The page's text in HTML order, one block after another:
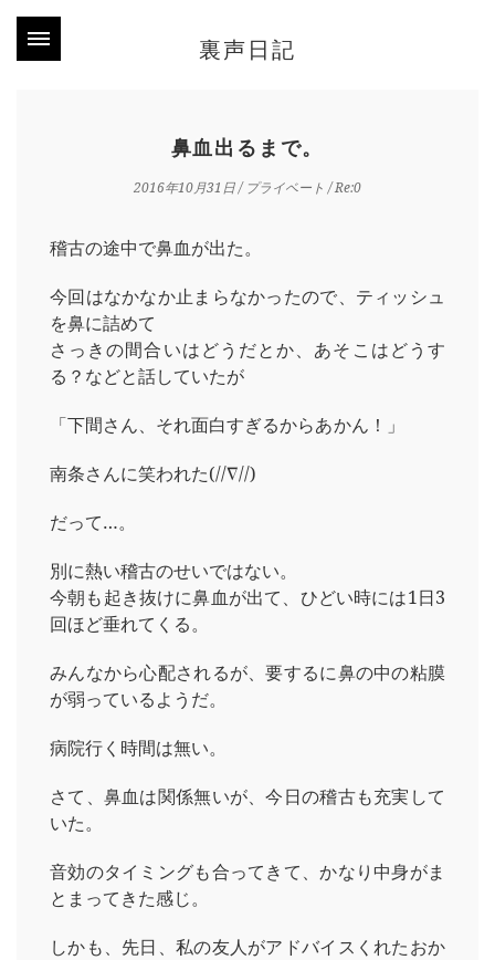
裏声日記
鼻血出るまで。
2016年10月31日/ プライベート / Re:0
稽古の途中で鼻血が出た。
今回はなかなか止まらなかったので、ティッシュ
を鼻に詰めて
さっきの間合いはどうだとか、あそこはどうす
る？などと話していたが
「下間さん、それ面白すぎるからあかん！」
南条さんに笑われた(//∇//)
だって…。
別に熱い稽古のせいではない。
今朝も起き抜けに鼻血が出て、ひどい時には1日3
回ほど垂れてくる。
みんなから心配されるが、要するに鼻の中の粘膜
が弱っているようだ。
病院行く時間は無い。
さて、鼻血は関係無いが、今日の稽古も充実して
いた。
音効のタイミングも合ってきて、かなり中身がま
とまってきた感じ。
しかも、先日、私の友人がアドバイスくれたおか